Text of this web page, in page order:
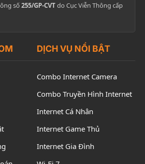
số 255/GP-CVTdo Cục Viễn Thông cấp
DỊCH VỤ NỔI BẬT
Combo Internet Camera
Combo Truyền Hình Internet
Internet Cá Nhân
Internet Game Thủ
Internet Gia Đình